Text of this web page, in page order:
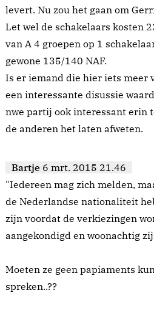
levert. Nu zou het gaan om
Let wel de schakelaars kosten
van A 4 groepen op 1
gewone 135/140 NAF.
Is er iemand die hier iets meer
een interessante disussie
nwe partij ook interessant erin
de anderen het laten afweten.
Bartje 6 mrt. 2015 21.46
"Iedereen mag zich melden,
de Nederlandse nationaliteit
zijn voordat de verkiezingen
aangekondigd en woonachtig
Moeten ze geen papiaments
spreken..??